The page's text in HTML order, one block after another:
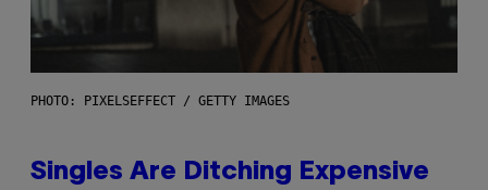
PHOTO: PIXELSEFFECT / GETTY IMAGES
Singles Are Ditching Expensive